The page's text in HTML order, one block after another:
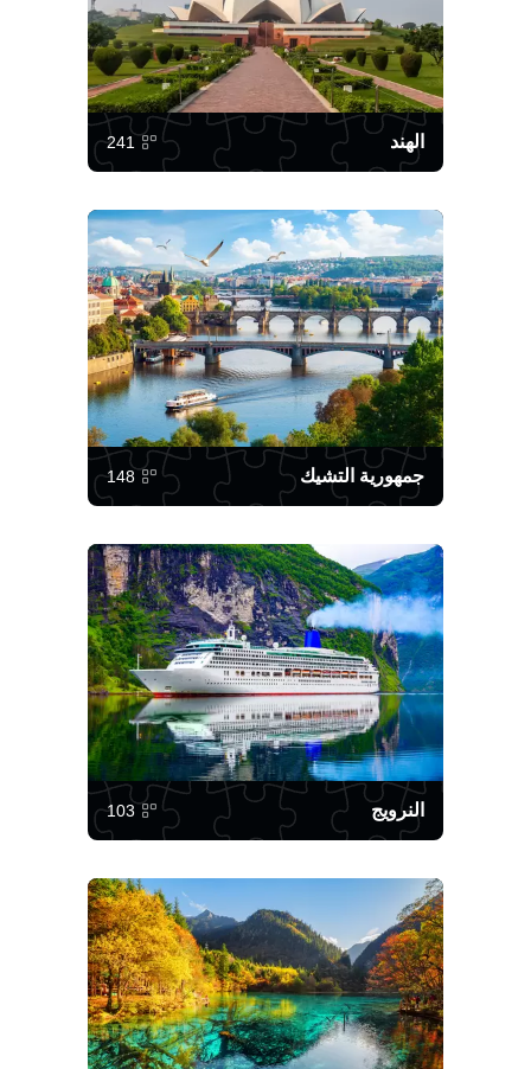
الهند 241
جمهورية التشيك 148
النرويج 103